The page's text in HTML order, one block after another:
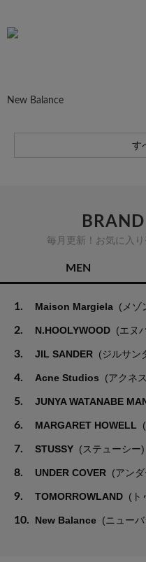
New Balance
す
毎月更新！お気に入
MEN
1. Maison Margiela (メゾ
2. N.HOOLYWOOD (エヌ
3. JIL SANDER (ジルサン
4. Acne Studios (アクネ
5. JUNYA WATANABE
6. MARGARET HOWELL
7. STUSSY (ステューシー)
8. UNDER COVER (アン
9. TOMORROWLAND (ト
10. New Balance (ニュー